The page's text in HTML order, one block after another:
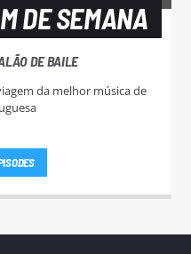
DE SEMANA
DE BAILE
da melhor música de